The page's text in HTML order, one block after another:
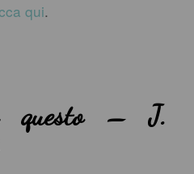
qui.
questo – J.